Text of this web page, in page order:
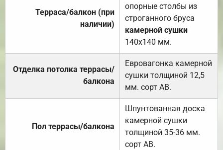
Терраса/балкон (при
наличии)
опорные столбы из
строганного бруса
камерной сушки
140х140 мм.
Отделка потолка террасы/
балкона
Евровагонка камерной
сушки толщиной 12,5
мм. сорт АВ.
Пол террасы/балкона
Шпунтованная доска
камерной сушки
толщиной 35-36 мм.
сорт АВ.